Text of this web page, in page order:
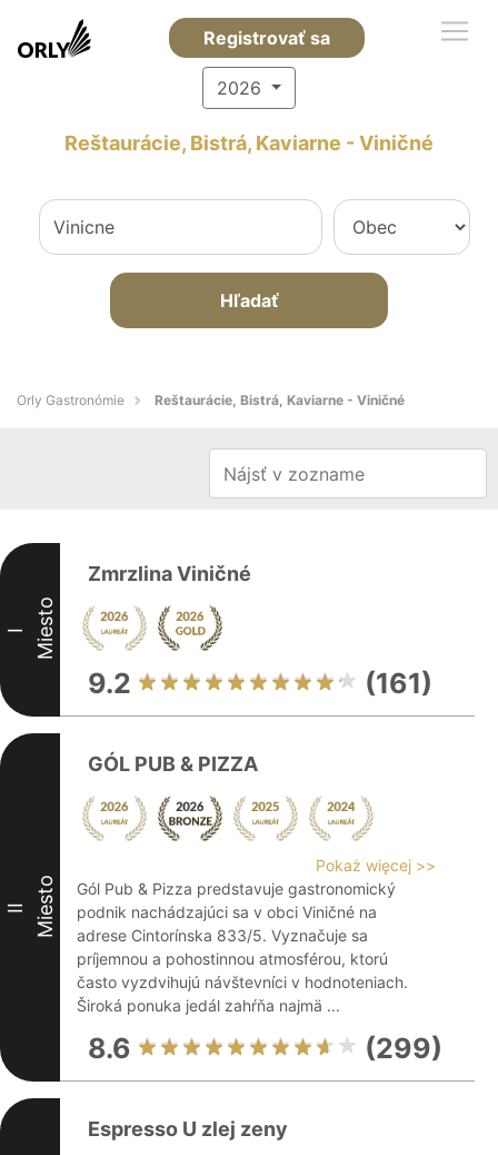
Registrovať sa
2026
Reštaurácie, Bistrá, Kaviarne - Viničné
Hľadať
Orly Gastronómie Reštaurácie, Bistrá, Kaviarne - Viničné
I Miesto
Zmrzlina Viničné
9.2 (161)
II Miesto
GÓL PUB & PIZZA
Pokaż więcej >>
Gól Pub & Pizza predstavuje gastronomický
podnik nachádzajúci sa v obci Viničné na
adrese Cintorínska 833/5. Vyznačuje sa
príjemnou a pohostinnou atmosférou, ktorú
často vyzdvihujú návštevníci v hodnoteniach.
Široká ponuka jedál zahŕňa najmä ...
8.6 (299)
Espresso U zlej zeny